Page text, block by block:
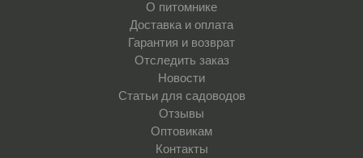
О питомнике
Доставка и оплата
Гарантия и возврат
Отследить заказ
Новости
Статьи для садоводов
Отзывы
Оптовикам
Контакты